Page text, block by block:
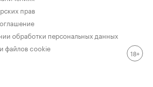
прав
обработки персональных данных
файлов cookie
18+